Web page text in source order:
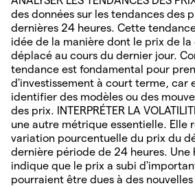
des données sur les tendances des
dernières 24 heures. Cette
idée de la manière dont le prix de
déplacé au cours du dernier jour.
tendance est fondamental pour
d'investissement à court terme, car
identifier des modèles ou des
des prix. INTERPRÉTER LA
une autre métrique essentielle. Elle
variation pourcentuelle du prix du
dernière période de 24 heures.
indique que le prix a subi
pourraient être dues à des